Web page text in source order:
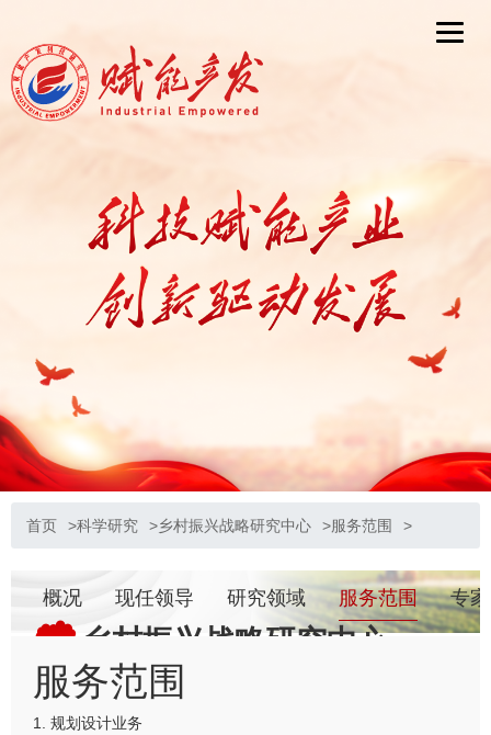
首页 >科学研究 >乡村振兴战略研究中心 >服务范围 >
乡村振兴战略研究中心
概况 现任领导 研究领域 服务范围 专
服务范围
1. 规划设计业务